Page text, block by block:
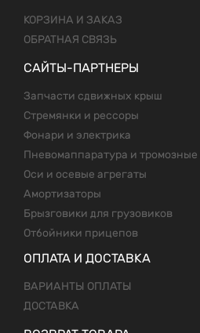
КОРЗИНА И ЗАКАЗ
ОБРАТНАЯ СВЯЗЬ
САЙТЫ-ПАРТНЕРЫ
Запчасти сдвижных крыш
Стремянки и рессоры
Фонари и электрика
Пневомаппаратура и
Оси и осевые агрегаты
Амортизаторы
Брызговики для грузовиков
Отбойники прицепов
ОПЛАТА И ДОСТАВКА
ВАРИАНТЫ ОПЛАТЫ
ДОСТАВКА